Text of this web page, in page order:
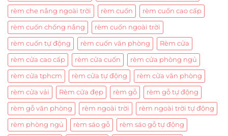
rèm che nắng ngoài trời rèm cuốn rèm cuốn cao cấp
rèm cuốn chống nắng rèm cuốn ngoài trời
rèm cuốn tự động rèm cuốn văn phòng Rèm cửa
rèm cửa cao cấp rèm cửa cuốn rèm cửa phòng ngủ
rèm cửa tphcm rèm cửa tự động rèm cửa văn phòng
rèm cửa vải Rèm cửa đẹp rèm gỗ rèm gỗ tự động
rèm gỗ văn phòng rèm ngoài trời rèm ngoài trời tự động
rèm phòng ngủ rèm sáo gỗ rèm sáo gỗ tự động